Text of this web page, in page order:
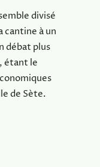
divisé
cantine à un
débat plus
étant le
de Sète.